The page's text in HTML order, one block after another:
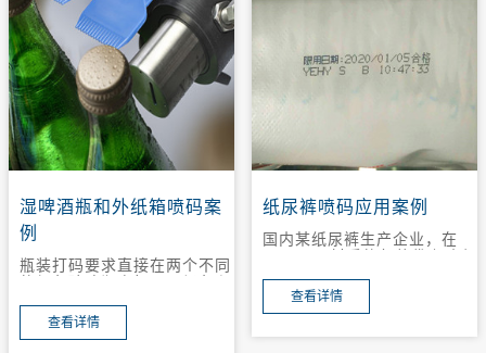
湿啤酒瓶和外纸箱喷码案
例
瓶装打码要求直接在两个不同
于该工厂的打码步骤在灌装之
前，所以要求速干墨水。
查看详情
纸尿裤喷码应用案例
国内某纸尿裤生产企业，在
升，喷印的信息中要增加一个
防窜码。
查看详情